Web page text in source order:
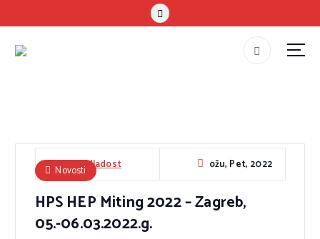
k
HAPK Mladost ožu, Pet, 2022
Novosti
HPS HEP Miting 2022 – Zagreb,
05.-06.03.2022.g.